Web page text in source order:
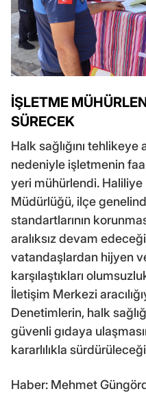
İŞLETME
SÜRECEK
Halk sağlığını
nedeniyle işletmenin
yeri mühürlendi. Haliliye
Müdürlüğü, ilçe
standartlarının
aralıksız devam
vatandaşlardan hijyen
karşılaştıkları
İletişim Merkezi
Denetimlerin, halk
güvenli gıdaya
kararlılıkla
Haber: Mehmet